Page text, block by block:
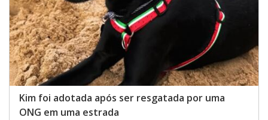
Kim foi adotada após ser resgatada por uma
ONG em uma estrada